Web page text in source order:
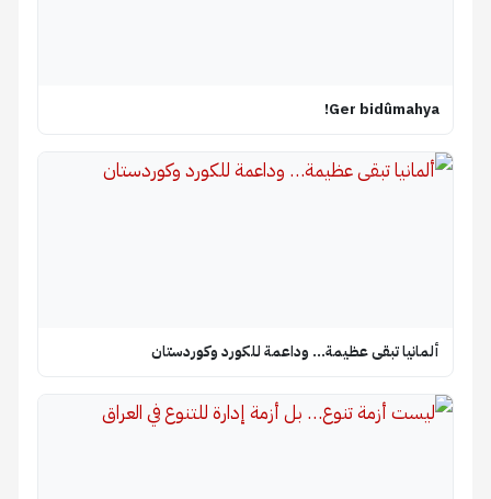
Ger bidûmahya!
ألمانيا تبقى عظيمة… وداعمة للكورد وكوردستان